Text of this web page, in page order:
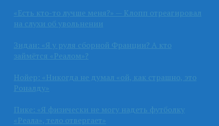
«Есть кто-то лучше меня?» — Клопп отреагировал
на слухи об увольнении
Зидан: «Я у руля сборной Франции? А кто
займётся «Реалом»?
Нойер: «Никогда не думал «ой, как страшно, это
Роналду»
Пике: «Я физически не могу надеть футболку
«Реала», тело отвергает»